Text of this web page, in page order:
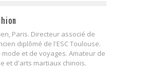
Paris. Directeur associé de
diplômé de l'ESC Toulouse.
et de voyages. Amateur de
et d'arts martiaux chinois.